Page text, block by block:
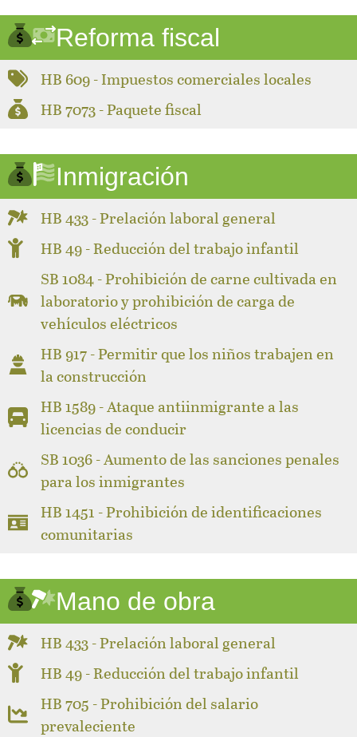
Reforma fiscal
HB 609 - Impuestos comerciales locales
HB 7073 - Paquete fiscal
Inmigración
HB 433 - Prelación laboral general
HB 49 - Reducción del trabajo infantil
SB 1084 - Prohibición de carne cultivada en
laboratorio y prohibición de carga de
vehículos eléctricos
HB 917 - Permitir que los niños trabajen en
la construcción
HB 1589 - Ataque antiinmigrante a las
licencias de conducir
SB 1036 - Aumento de las sanciones penales
para los inmigrantes
HB 1451 - Prohibición de identificaciones
comunitarias
Mano de obra
HB 433 - Prelación laboral general
HB 49 - Reducción del trabajo infantil
HB 705 - Prohibición del salario
prevaleciente